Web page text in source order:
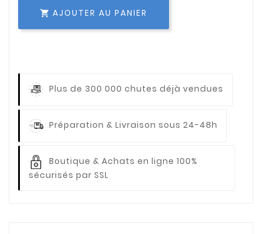
 AJOUTER AU PANIER
Plus de 300 000 chutes déjà vendues
Préparation & Livraison sous 24-48h
Boutique & Achats en ligne 100%
sécurisés par SSL